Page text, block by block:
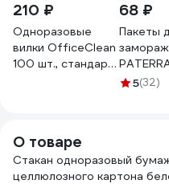
210 ₽
Одноразовые
вилки OfficeClean
100 шт., стандарт,
68 ₽
Пакеты
5(32)
О товаре
Стакан одноразовый
целлюлозного картона